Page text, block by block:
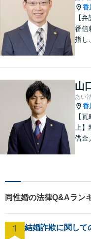
ださ
香
【
番信
指し
山
あい
香
【
上
借金
皆様
索
相
同性婚の法律Q&Aラン
1 結婚詐欺に関して